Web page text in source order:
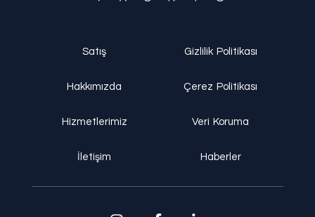
Satış
Hakkımızda
Hizmetlerimiz
İletişim
Gizlilik Politikası
Çerez Politikası
Veri Koruma
Haberler